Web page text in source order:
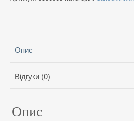
Опис
Відгуки (0)
Опис